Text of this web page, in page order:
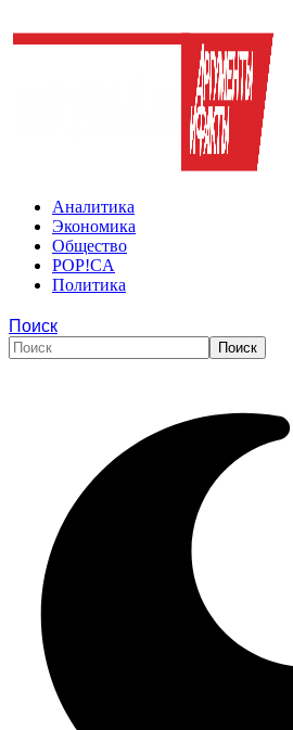
Аналитика
Экономика
Общество
POP!CA
Политика
Поиск